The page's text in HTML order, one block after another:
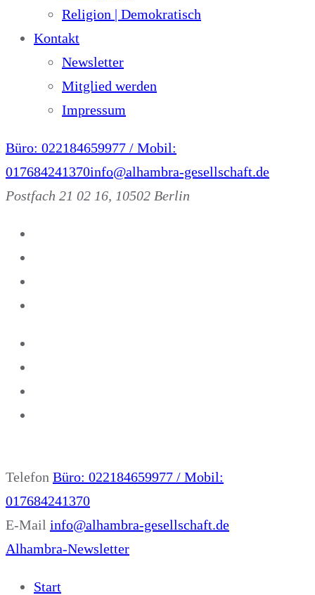
Religion | Demokratisch
Kontakt
Newsletter
Mitglied werden
Impressum
Büro: 022184659977 / Mobil:
017684241370info@alhambra-gesellschaft.de
Postfach 21 02 16, 10502 Berlin
Telefon Büro: 022184659977 / Mobil:
017684241370
E-Mail info@alhambra-gesellschaft.de
Alhambra-Newsletter
Start